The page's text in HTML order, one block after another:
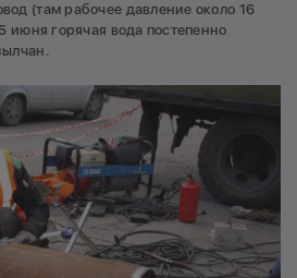
(там рабочее давление около 16
июня горячая вода постепенно